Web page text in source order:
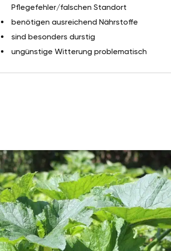
Pflegefehler/falschen Standort
benötigen ausreichend Nährstoffe
sind besonders durstig
ungünstige Witterung problematisch